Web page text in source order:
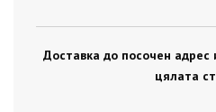
Доставка до посочен
цялата